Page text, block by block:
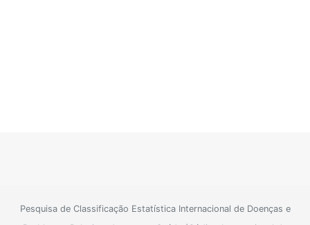
Pesquisa de Classificação Estatística Internacional de Doenças e